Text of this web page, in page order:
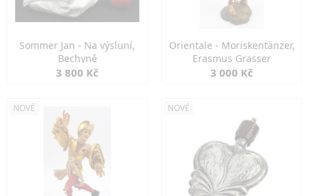
Sommer Jan - Na výsluní,
Bechyně
3 800 Kč
Orientale - Moriskentänzer,
Erasmus Grasser
3 000 Kč
NOVÉ NOVÉ